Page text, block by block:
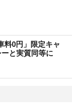
料0円」限定キャ
と実質同等に